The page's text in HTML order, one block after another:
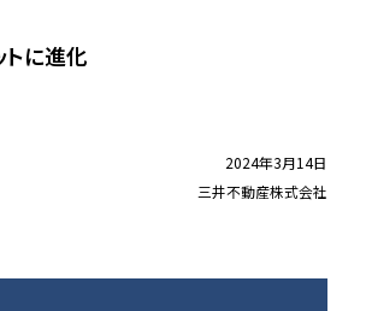
に進化
2024年3月14日
三井不動産株式会社